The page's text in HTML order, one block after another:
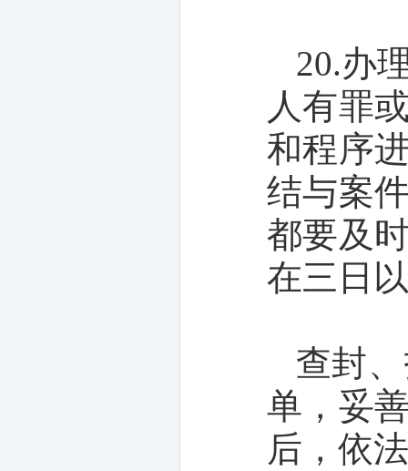
20.办
人有罪
和程序
结与案
都要及
在三日
查封
单，妥
后，依